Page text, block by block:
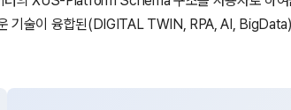
기술이 융합된(DIGITAL TWIN, RPA, AI,